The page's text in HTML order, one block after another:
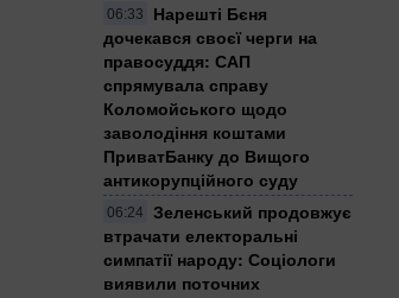
06:33
Нарешті Бєня
дочекався своєї черги на
правосуддя: САП
спрямувала справу
Коломойського щодо
заволодіння коштами
ПриватБанку до Вищого
антикорупційного суду
06:24
Зеленський продовжує
втрачати електоральні
симпатії народу: Соціологи
виявили поточних